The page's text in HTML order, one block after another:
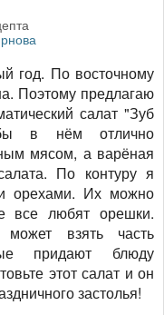
год. По восточному
Поэтому предлагаю
салат "Зуб
в нём отлично
мясом, а варёная
По контуру я
орехами. Их можно
все любят орешки.
взять часть
придают блюду
этот салат и он
застолья!